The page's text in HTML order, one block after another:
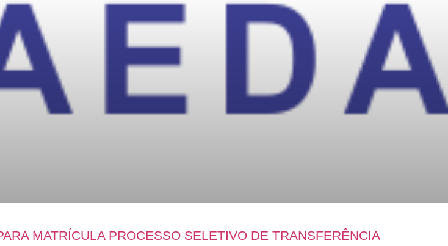
MATRÍCULA PROCESSO SELETIVO DE TRANSFERÊNCIA